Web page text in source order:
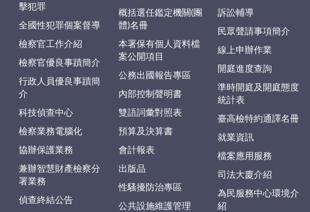
擊犯罪
全國性犯罪個案督導
檢察官工作介紹
檢察官優良事蹟簡介
行政人員優良事蹟簡
介
科技偵查中心
檢察業務電腦化
協辦保護業務
兼辦智慧財產檢察分
署業務
偵查終結公告
概括選任鑑定機關(團
體)名冊
本署保有個人資料檔
案公開項目
公務出國報告專區
內部控制聲明書
雙語詞彙對照表
預算及決算書
會計報表
出版品
性騷擾防治專區
公共設施維護管理
訴訟輔導
民眾聲請事項簡介
線上申辦作業
開庭進度查詢
準時開庭及開庭態度
統計表
臺高檢特約通譯名冊
就業資訊
檔案應用服務
司法大廈介紹
為民服務中心環境介
紹